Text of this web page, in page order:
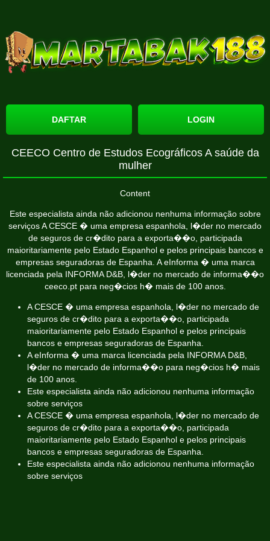
DAFTAR LOGIN
CEECO Centro de Estudos Ecográficos A saúde da
mulher
Content
Este especialista ainda não adicionou nenhuma informação sobre
serviços A CESCE � uma empresa espanhola, l�der no mercado
de seguros de cr�dito para a exporta��o, participada
maioritariamente pelo Estado Espanhol e pelos principais bancos e
empresas seguradoras de Espanha. A eInforma � uma marca
licenciada pela INFORMA D&B, l�der no mercado de informa��o
ceeco.ptpara neg�cios h� mais de 100 anos.
A CESCE � uma empresa espanhola, l�der no mercado de
seguros de cr�dito para a exporta��o, participada
maioritariamente pelo Estado Espanhol e pelos principais
bancos e empresas seguradoras de Espanha.
A eInforma � uma marca licenciada pela INFORMA D&B,
l�der no mercado de informa��o para neg�cios h� mais
de 100 anos.
Este especialista ainda não adicionou nenhuma informação
sobre serviços
A CESCE � uma empresa espanhola, l�der no mercado de
seguros de cr�dito para a exporta��o, participada
maioritariamente pelo Estado Espanhol e pelos principais
bancos e empresas seguradoras de Espanha.
Este especialista ainda não adicionou nenhuma informação
sobre serviços